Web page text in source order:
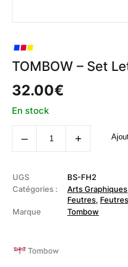
TOMBOW – Set
32.00€
En stock
‒
quantité
de
Lettering
Good
Vibes
+
UGS
BS-FH2
Catégories :
Arts Graphiques
Feutres,
Marque
Tombow